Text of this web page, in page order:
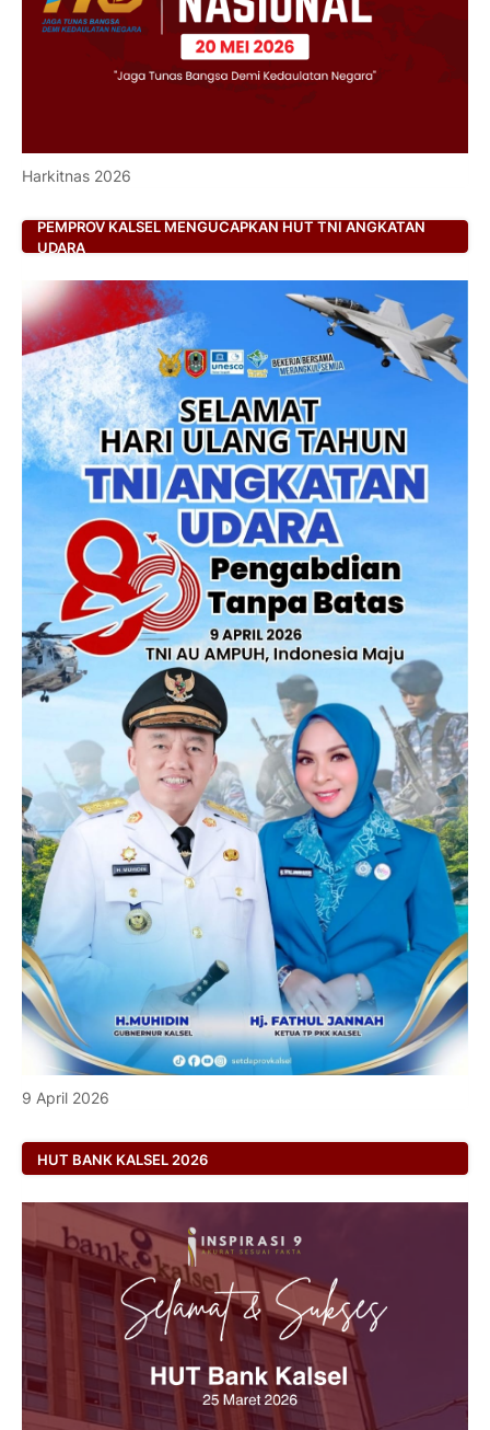
Harkitnas 2026
PEMPROV KALSEL MENGUCAPKAN HUT TNI ANGKATAN
UDARA
9 April 2026
HUT BANK KALSEL 2026